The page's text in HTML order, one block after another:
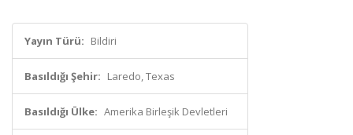
Yayın Türü: Bildiri
Basıldığı Şehir: Laredo, Texas
Basıldığı Ülke: Amerika Birleşik Devletleri